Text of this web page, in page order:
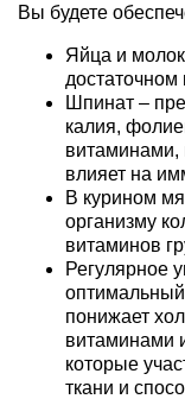
Вы будете
Яйца и
достаточном
Шпинат –
калия,
витаминами,
влияет на
В курином
организму
витаминов
Регулярное
понижает
витаминами
которые
ткани и